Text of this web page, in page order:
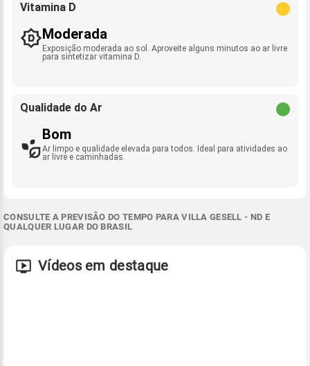
Vitamina D
Moderada
Exposição moderada ao sol. Aproveite alguns minutos ao ar livre
para sintetizar vitamina D.
Qualidade do Ar
Bom
Ar limpo e qualidade elevada para todos. Ideal para atividades ao
ar livre e caminhadas.
CONSULTE A PREVISÃO DO TEMPO PARA VILLA GESELL - ND E
QUALQUER LUGAR DO BRASIL
Vídeos em destaque